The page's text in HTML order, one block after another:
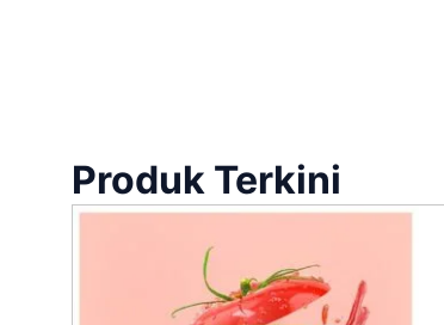
Produk Terkini